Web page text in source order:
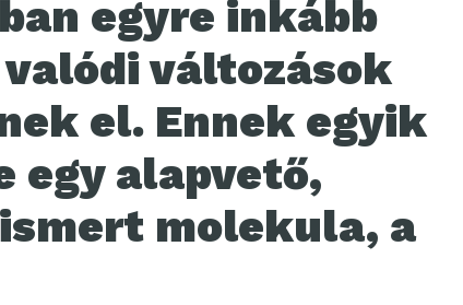
egyre inkább
változások
el. Ennek egyik
egy alapvető,
molekula, a